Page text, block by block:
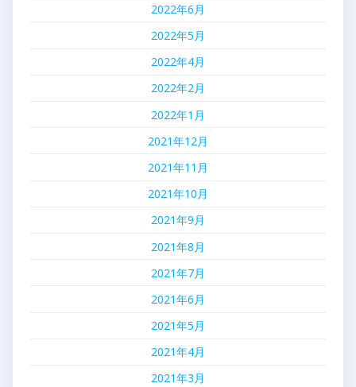
2022年6月
2022年5月
2022年4月
2022年2月
2022年1月
2021年12月
2021年11月
2021年10月
2021年9月
2021年8月
2021年7月
2021年6月
2021年5月
2021年4月
2021年3月